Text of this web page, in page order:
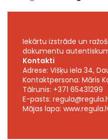
Iekārtu izstrāde un
dokumentu
Kontakti
Adrese: Višķu iela 34,
Kontaktpersona: Māris
Tālrunis: +371 65431299
E-pasts:
Mājas lapa: